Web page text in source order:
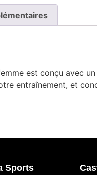
est conçu avec
entraînement, et
Sports